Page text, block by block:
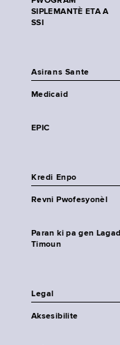
SIPLEMANTÈ ETA A
SSI
Asirans Sante
Medicaid
EPIC
Kredi Enpo
Revni Pwofesyonèl
Paran ki pa gen Lagad
Timoun
Legal
Aksesibilite